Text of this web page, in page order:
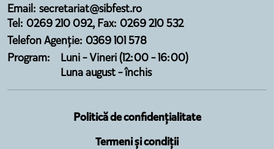
Email: secretariat@sibfest.ro
Tel: 0269 210 092, Fax: 0269 210 532
Telefon Agenție: 0369 101 578
Program:
Luni - Vineri (12:00 - 16:00)
Luna august - închis
Politică de confidențialitate
Termeni și condiții